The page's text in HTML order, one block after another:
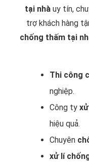
tại nhà uy tín,
trợ khách hàng
chống thấm tại
Thi công
nghiệp.
Công ty
hiệu quả.
Chuyên
xử lí